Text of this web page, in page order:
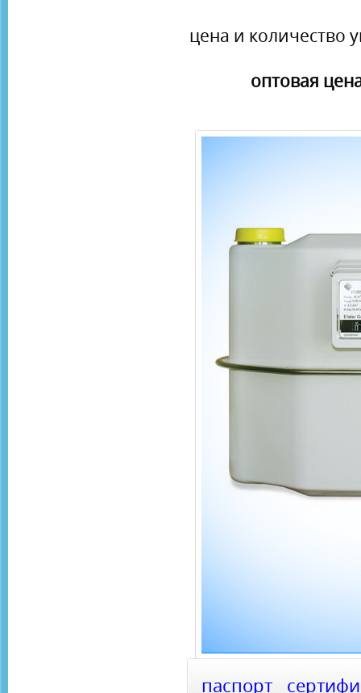
цена и количество
оптовая
паспорт